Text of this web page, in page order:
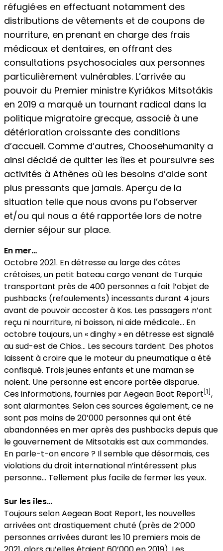
réfugié·es en effectuant notamment des
distributions de vêtements et de coupons de
nourriture, en prenant en charge des frais
médicaux et dentaires, en offrant des
consultations psychosociales aux personnes
particulièrement vulnérables. L’arrivée au
pouvoir du Premier ministre Kyriákos Mitsotákis
en 2019 a marqué un tournant radical dans la
politique migratoire grecque, associé à une
détérioration croissante des conditions
d’accueil. Comme d’autres, Choosehumanity a
ainsi décidé de quitter les îles et poursuivre ses
activités à Athènes où les besoins d’aide sont
plus pressants que jamais. Aperçu de la
situation telle que nous avons pu l’observer
et/ou qui nous a été rapportée lors de notre
dernier séjour sur place.
En mer…
Octobre 2021. En détresse au large des côtes
crétoises, un petit bateau cargo venant de Turquie
transportant près de 400 personnes a fait l’objet de
pushbacks (refoulements) incessants durant 4 jours
avant de pouvoir accoster à Kos. Les passagers n’ont
reçu ni nourriture, ni boisson, ni aide médicale… En
octobre toujours, un « dinghy » en détresse est signalé
au sud-est de Chios… Les secours tardent. Des photos
laissent à croire que le moteur du pneumatique a été
confisqué. Trois jeunes enfants et une maman se
noient. Une personne est encore portée disparue.
Ces informations, fournies par Aegean Boat Report [1] ,
sont alarmantes. Selon ces sources également, ce ne
sont pas moins de 20’000 personnes qui ont été
abandonnées en mer après des pushbacks depuis que
le gouvernement de Mitsotakis est aux commandes.
En parle-t-on encore ? Il semble que désormais, ces
violations du droit international n’intéressent plus
personne… Tellement plus facile de fermer les yeux.
Sur les îles…
Toujours selon Aegean Boat Report, les nouvelles
arrivées ont drastiquement chuté (près de 2’000
personnes arrivées durant les 10 premiers mois de